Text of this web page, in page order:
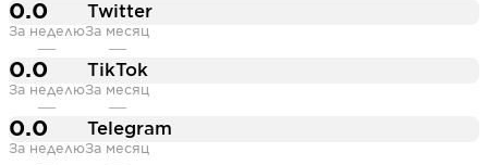
0.0 Twitter
За неделю
—
За месяц
—
0.0 TikTok
За неделю
—
За месяц
—
0.0 Telegram
За неделюЗа месяц